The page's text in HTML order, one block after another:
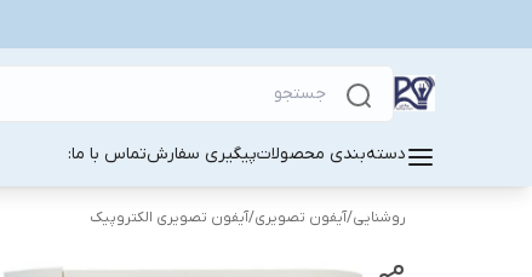
دسته‌بندی محصولاتپیگیری سفارشتماس با ما:
روشنایی/آیفون تصویری/آیفون تصویری الکتروپیک